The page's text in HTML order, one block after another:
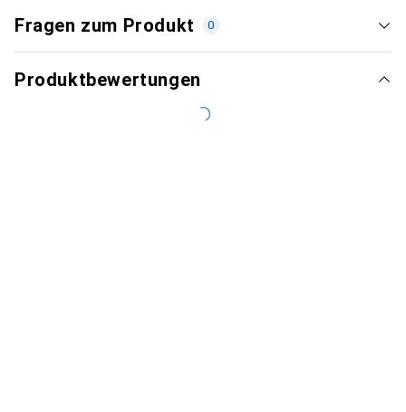
Fragen zum Produkt 0
Produktbewertungen